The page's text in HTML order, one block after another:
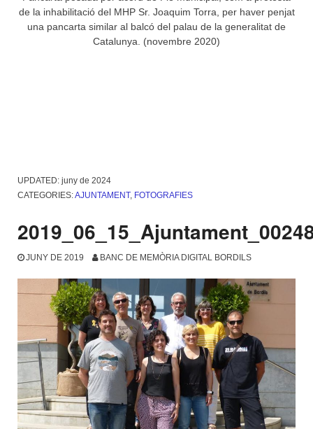
de la inhabilitació del MHP Sr. Joaquim Torra, per haver penjat
una pancarta similar al balcó del palau de la generalitat de
Catalunya. (novembre 2020)
UPDATED: juny de 2024
CATEGORIES:AJUNTAMENT, FOTOGRAFIES
JUNY DE 2019 BANC DE MEMÒRIA DIGITAL BORDILS